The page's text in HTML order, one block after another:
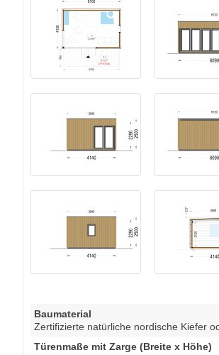
Baumaterial
Zertifizierte natürliche nordische Kiefer
Türenmaße mit Zarge (Breite x Höhe)